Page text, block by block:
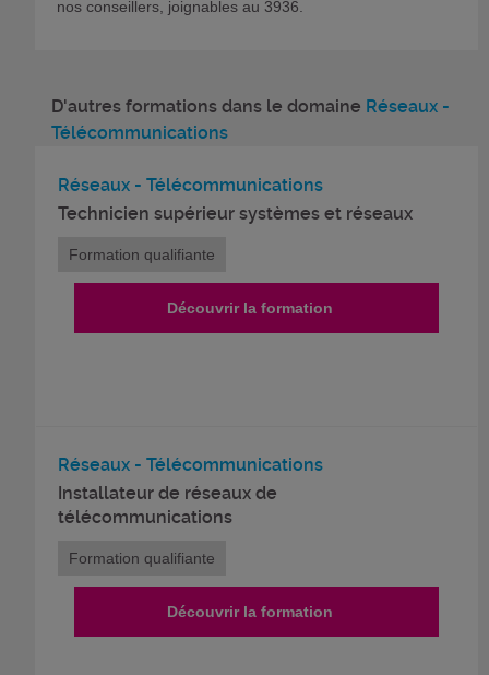
nos conseillers, joignables au 3936.
D'autres formations dans le domaine Réseaux -
Télécommunications
Réseaux - Télécommunications
Technicien supérieur systèmes et réseaux
Formation qualifiante
Découvrir la formation
Réseaux - Télécommunications
Installateur de réseaux de
télécommunications
Formation qualifiante
Découvrir la formation